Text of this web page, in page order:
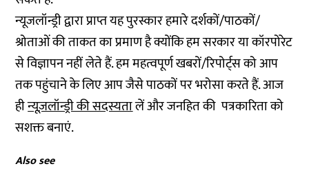
न्यूजलॉन्ड्री द्वारा प्राप्त यह पुरस्कार हमारे दर्शकों/पाठकों/
श्रोताओं की ताकत का प्रमाण है क्योंकि हम सरकार या कॉरपोरेट
से विज्ञापन नहीं लेते हैं. हम महत्वपूर्ण खबरों/रिपोर्ट्स को आप
तक पहुंचाने के लिए आप जैसे पाठकों पर भरोसा करते हैं. आज
हीन्यूज़लॉन्ड्री की सदस्यतालें और जनहित की पत्रकारिता को
सशक्त बनाएं.
Also see